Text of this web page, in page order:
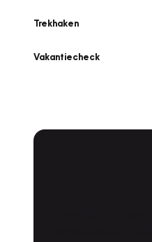
Trekhaken
Vakantiecheck